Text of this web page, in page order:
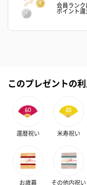
会員ランク
ポイント
このプレゼントの
還暦祝い 米寿祝い
お歳暮 その他内祝い